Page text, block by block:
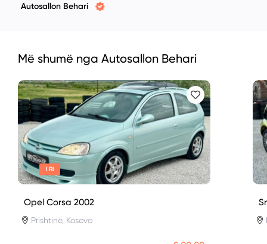
Autosallon Behari
Më shumë nga Autosallon Behari
I Ri
Opel Corsa 2002
Prishtinë, Kosovo